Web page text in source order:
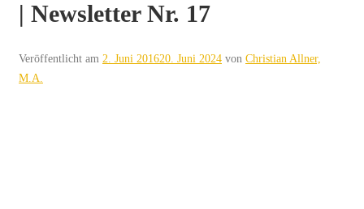
| Newsletter Nr. 17
Veröffentlicht am 2. Juni 201620. Juni 2024 von Christian Allner,
M.A.